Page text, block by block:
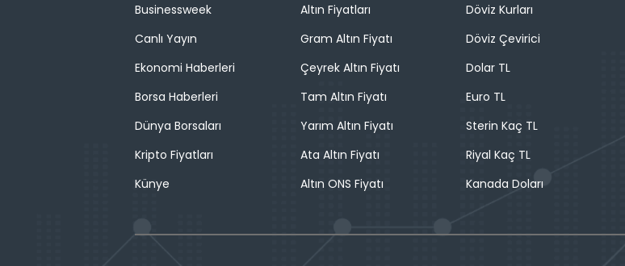
Businessweek
Canlı Yayın
Ekonomi Haberleri
Borsa Haberleri
Dünya Borsaları
Kripto Fiyatları
Künye
Altın Fiyatları
Gram Altın Fiyatı
Çeyrek Altın Fiyatı
Tam Altın Fiyatı
Yarım Altın Fiyatı
Ata Altın Fiyatı
Altın ONS Fiyatı
Döviz Kurları
Döviz Çevirici
Dolar TL
Euro TL
Sterin Kaç TL
Riyal Kaç TL
Kanada Doları